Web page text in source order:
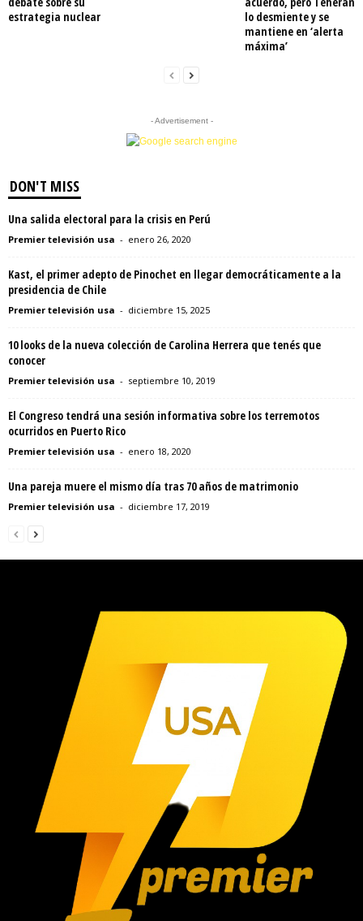
estrategia nuclear
lo desmiente y se
mantiene en ‘alerta
máxima’
- Advertisement -
DON'T MISS
Una salida electoral para la crisis en Perú
Premier televisión usa - enero 26, 2020
Kast, el primer adepto de Pinochet en llegar democráticamente a la
presidencia de Chile
Premier televisión usa - diciembre 15, 2025
10 looks de la nueva colección de Carolina Herrera que tenés que
conocer
Premier televisión usa - septiembre 10, 2019
El Congreso tendrá una sesión informativa sobre los terremotos
ocurridos en Puerto Rico
Premier televisión usa - enero 18, 2020
Una pareja muere el mismo día tras 70 años de matrimonio
Premier televisión usa - diciembre 17, 2019